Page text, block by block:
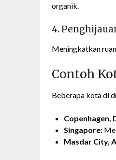
organik.
4.
Meningkatkan
Contoh
Beberapa kota di
Copenhagen,
Singapore:
Masdar City,